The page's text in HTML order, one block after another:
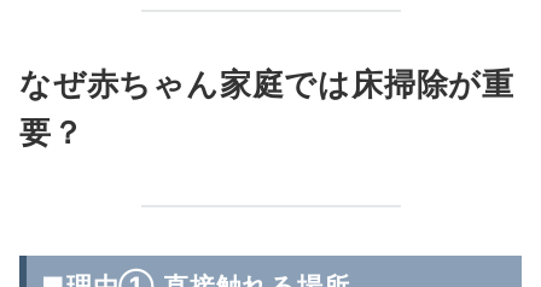
なぜ赤ちゃん家庭では床掃除が重
要？